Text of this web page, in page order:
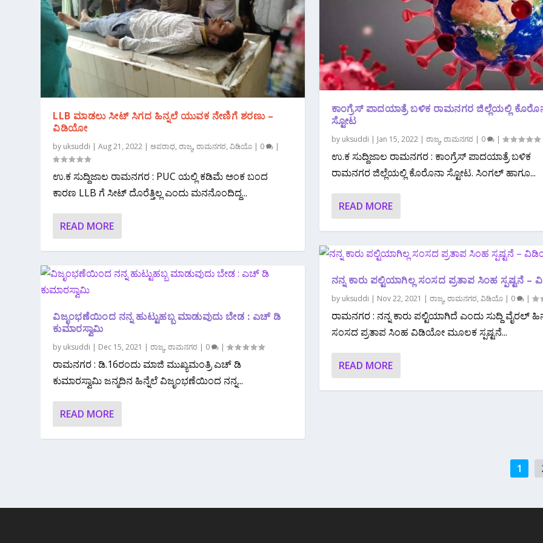
LLB ಮಾಡಲು ಸೀಟ್ ಸಿಗದ ಹಿನ್ನಲೆ ಯುವಕ ನೇಣಿಗೆ ಶರಣು –
ವಿಡಿಯೋ
by uksuddi |Aug 21, 2022 |ಅಪರಾಧ,ರಾಜ್ಯ,ರಾಮನಗರ,ವಿಡಿಯೊ | 0 |
ಉ.ಕ ಸುದ್ದಿಜಾಲ ರಾಮನಗರ : PUC ಯಲ್ಲಿ ಕಡಿಮೆ ಅಂಕ ಬಂದ
ಕಾರಣ LLB ಗೆ ಸೀಟ್ ದೊರೆತ್ತಿಲ್ಲ ಎಂದು ಮನನೊಂದಿದ್ದ...
READ MORE
ವಿಜೃಂಭಣೆಯಿಂದ ನನ್ನ ಹುಟ್ಟುಹಬ್ಬ ಮಾಡುವುದು ಬೇಡ : ಎಚ್ ಡಿ
ಕುಮಾರಸ್ವಾಮಿ
by uksuddi | Dec 15, 2021 |ರಾಜ್ಯ,ರಾಮನಗರ | 0 |
ರಾಮನಗರ : ಡಿ.16ರಂದು ಮಾಜಿ ಮುಖ್ಯಮಂತ್ರಿ ಎಚ್ ಡಿ
ಕುಮಾರಸ್ವಾಮಿ ಜನ್ಮದಿನ ಹಿನ್ನೆಲೆ ವಿಜೃಂಭಣೆಯಿಂದ ನನ್ನ...
READ MORE
ಕಾಂಗ್ರೆಸ್ ಪಾದಯಾತ್ರೆ ಬಳಿಕ ರಾಮನಗರ ಜಿಲ್ಲೆಯಲ್ಲಿ
ಸ್ಟೋಟ
by uksuddi | Jan 15, 2022| ರಾಜ್ಯ, ರಾಮನಗರ | 0 |
ಉ.ಕ ಸುದ್ದಿಜಾಲ ರಾಮನಗರ : ಕಾಂಗ್ರೆಸ್ ಪಾದಯಾತ್ರೆ ಬಳಿಕ
ರಾಮನಗರ ಜಿಲ್ಲೆಯಲ್ಲಿ ಕೊರೊನಾ ಸ್ಟೋಟ. ಸಿಂಗಲ್ ಹಾಗೂ...
READ MORE
ನನ್ನ ಕಾರು ಪಲ್ಟಿಯಾಗಿಲ್ಲ‌ ಸಂಸದ ಪ್ರತಾಪ ಸಿಂಹ ಸ್ಪಷ್ಟನೆ
by uksuddi | Nov 22, 2021 | ರಾಜ್ಯ, ರಾಮನಗರ, ವಿಡಿಯೊ| 0 |
ರಾಮನಗರ : ನನ್ನ ಕಾರು ಪಲ್ಟಿಯಾಗಿದೆ ಎಂದು ಸುದ್ದಿ ವೈರಲ್
ಸಂಸದ ಪ್ರತಾಪ ಸಿಂಹ ವಿಡಿಯೋ ಮೂಲಕ ಸ್ಪಷ್ಟನೆ...
READ MORE
1